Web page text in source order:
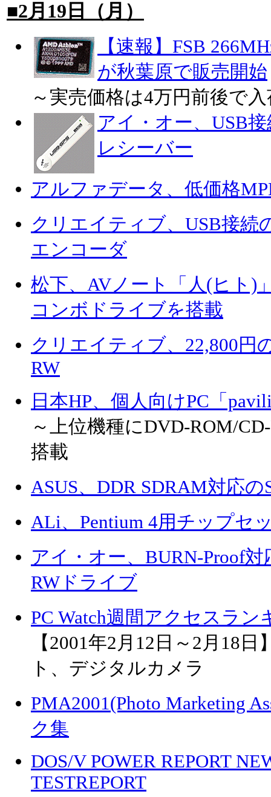
■2月19日（月）
【速報】FSB
が秋葉原で販売開始
～実売価格は4万円前後で
アイ・オー、USB
レシーバー
アルファデータ、低価格
クリエイティブ、USB接続
エンコーダ
松下、AVノート「人(ヒト)
コンボドライブを搭載
クリエイティブ、22,800円
RW
日本HP、個人向けPC「
～上位機種にDVD-ROM/
搭載
ASUS、DDR SDRAM対応の
ALi、Pentium 4用チップセ
アイ・オー、BURN-Proof対
RWドライブ
PC Watch週間アクセスラン
【2001年2月12日～2月18
ト、デジタルカメラ
PMA2001(Photo Marketing
ク集
DOS/V POWER REPORT
TESTREPORT